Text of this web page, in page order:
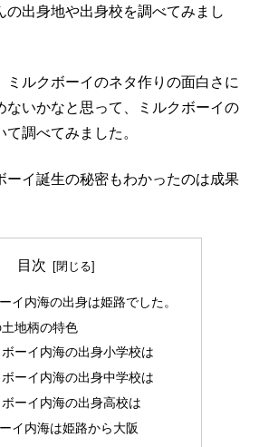
の出身地や出身校を調べてみまし
ミルクボーイのネタ作りの面白さに
ないかなと思って、ミルクボーイの
調べてみました。
ーイ誕生の秘密もわかったのは成果
目次
イ内海の出身は姫路でした。
地柄の特色
ボーイ内海の出身小学校は
ボーイ内海の出身中学校は
ボーイ内海の出身高校は
イ内海は姫路から大阪